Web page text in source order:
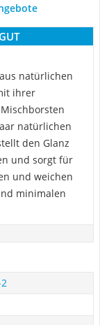
natürlichen
ihrer
natürlichen
den Glanz
und sorgt für
und weichen
minimalen